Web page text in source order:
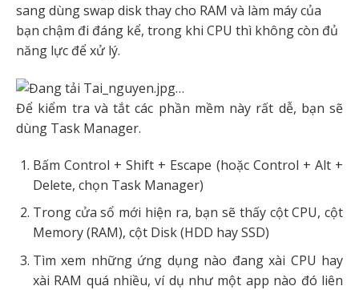
sang dùng swap disk thay cho RAM và làm máy của
bạn chậm đi đáng kể, trong khi CPU thì không còn đủ
năng lực để xử lý.
Để kiểm tra và tắt các phần mềm này rất dễ, bạn sẽ
dùng Task Manager.
Bấm Control + Shift + Escape (hoặc Control + Alt +
Delete, chọn Task Manager)
Trong cửa sổ mới hiện ra, bạn sẽ thấy cột CPU, cột
Memory (RAM), cột Disk (HDD hay SSD)
Tìm xem những ứng dụng nào đang xài CPU hay
xài RAM quá nhiều, ví dụ như một app nào đó liên